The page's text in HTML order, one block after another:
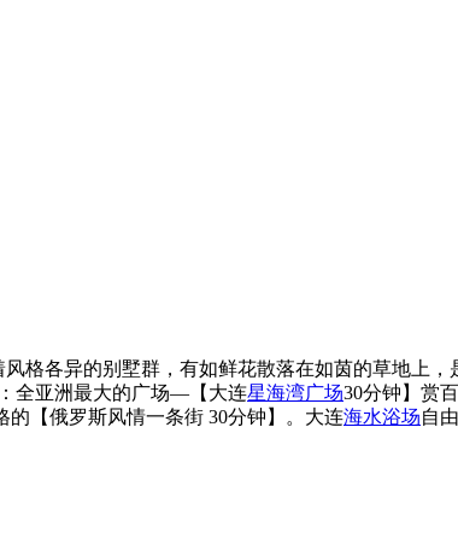
格各异的别墅群，有如鲜花散落在如茵的草地上，
全亚洲最大的广场—【大连星海湾广场30分钟】赏
的【俄罗斯风情一条街 30分钟】。大连海水浴场自